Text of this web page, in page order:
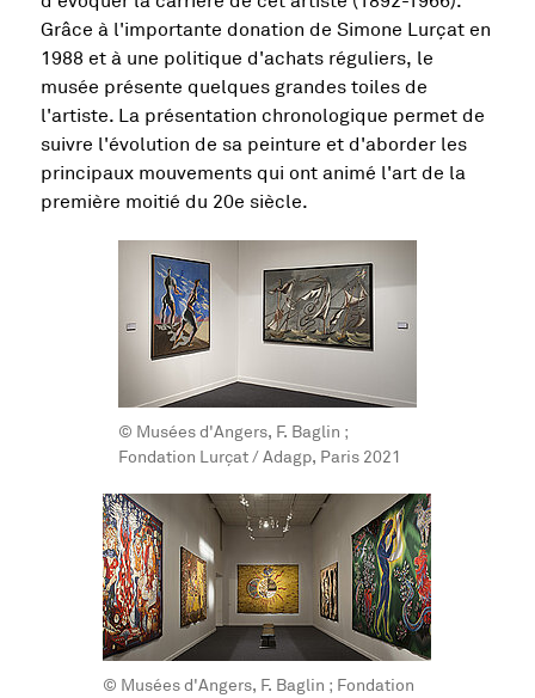
Grâce à l'importante donation de Simone Lurçat en
1988 et à une politique d'achats réguliers, le
musée présente quelques grandes toiles de
l'artiste. La présentation chronologique permet de
suivre l'évolution de sa peinture et d'aborder les
principaux mouvements qui ont animé l'art de la
première moitié du 20e siècle.
© Musées d'Angers, F. Baglin ;
Fondation Lurçat / Adagp, Paris 2021
© Musées d'Angers, F. Baglin ; Fondation